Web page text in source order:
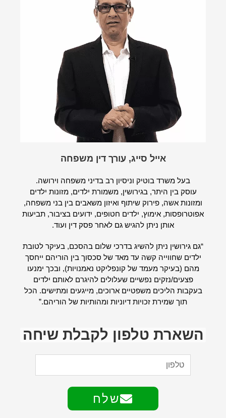
אייל סייג, עורך דין משפחה
בעל משרד בוטיק וניסיון רב בדיני משפחה וירושה.
עוסק בין היתר, בגירושין, משמורת ילדים, מזונות ילדים
ומזונות אשה, פירוק שיתוף ואיזון משאבים בין בני משפחה,
אפוטרופסות, אימוץ, ילדים חטופים, ידועים בציבור, תביעות
אותן ניתן להגיש גם לאחר פסק דין ועוד.
“גם גירושין ניתן להשיג בדרכי שלום בהסכם, בעיקר לטובת
ילדים שחווייה קשה עד מאד של סכסוך בין הוריהם ייחסך
מהם (בעיקר מעמד של קונפליקט נאמנויות), ובכך ימנעו
פצעים/נזקים נפשיים שעלולים להיגרם לאותם ילדים
בעקבות הליכים משפטיים ארוכים, מייגעים ומתישים. הכל
תוך שמירת זכויות דיוניות ומהותיות של הוריהם.”
השארת טלפון לקבלת שיחה
שלח